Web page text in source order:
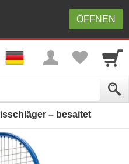
ÖFFNEN
– besaitet